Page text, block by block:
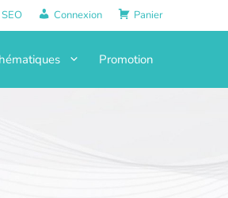
Connexion Panier
Promotion